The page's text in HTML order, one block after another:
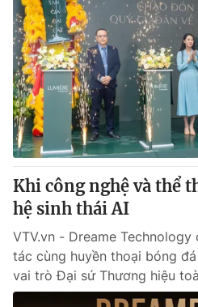
Khi công nghệ và thể
hệ sinh thái AI
VTV.vn - Dreame
tác cùng huyền thoại bóng
vai trò Đại sứ Thương hiệu